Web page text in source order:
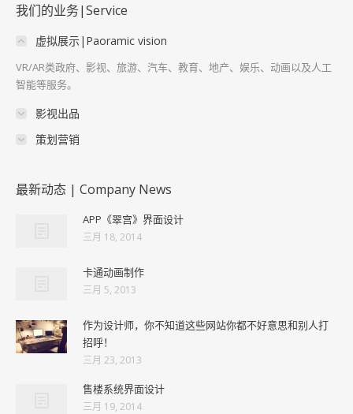
我们的业务|Service
虚拟展示|Paoramic vision
VR/AR类政府、影视、旅游、汽车、教育、地产、娱乐、动画以及人工
智能等服务。
影视出品
策划营销
最新动态 | Company News
APP《翠宫》界面设计
三月 18, 2014
卡通动画制作
三月 5, 2013
作为设计师，你不知道这些网站你都不好意思和别人打
招呼！
三月 23, 2013
售楼系统界面设计
三月 19, 2014